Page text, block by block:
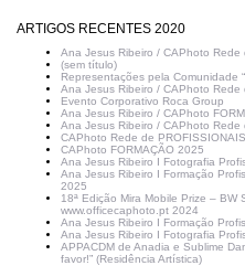
ARTIGOS RECENTES 2020
Ana Jesus Ribeiro / CAPhoto Rede
(sem título)
Representações pela Comunidade
Ana Jesus Ribeiro / CAPhoto Rede
Evento Corporativo Roca Group
Ana Jesus Ribeiro / CAPhoto
Ana Jesus Ribeiro / CAPhoto Rede
CAPhoto Rede de
CAPhoto FORMAÇÃO 2025
Ana Jesus Ribeiro I Fotografia
Ana Jesus Ribeiro I Formação
2025
18ª Edição Mira Mobile Prize –
www.officecaphoto.pt 2024
Ana Jesus Ribeiro I Formação
Ana Jesus Ribeiro I Fotografia
APPACDM de Anadia e Sublime
favor!” (Residência Artística)